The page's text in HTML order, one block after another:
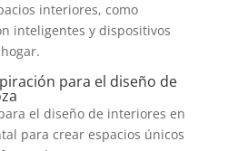
interiores, como
inteligentes y dispositivos
para el diseño de
el diseño de interiores en
para crear espacios únicos